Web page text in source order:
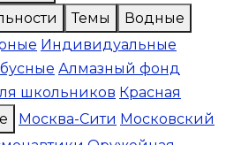
Темы
Водные
Индивидуальные
Алмазный фонд
школьников Красная
Москва-Сити Московский